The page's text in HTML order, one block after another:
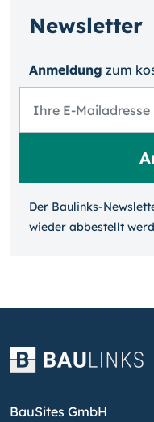
Newsletter
Anmeldung zum
Der Baulinks-
wieder ab­bestellt
BauSites GmbH